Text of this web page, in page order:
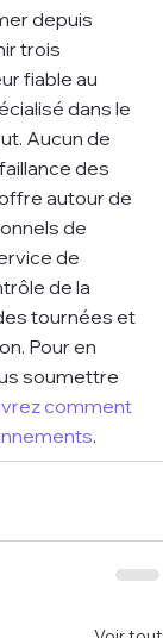
depuis
trois
fiable au
dans le
Aucun de
des
autour de
de
de
de la
tournées et
Pour en
soumettre
comment
.